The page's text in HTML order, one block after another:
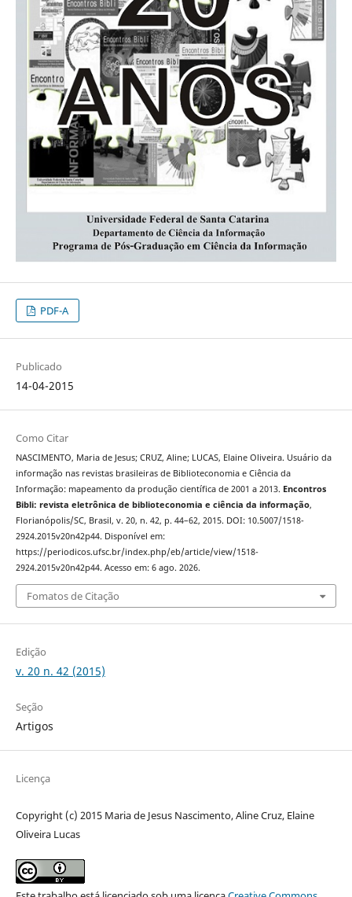
PDF-A
Publicado
14-04-2015
Como Citar
NASCIMENTO, Maria de Jesus; CRUZ, Aline; LUCAS, Elaine Oliveira. Usuário da
informação nas revistas brasileiras de Biblioteconomia e Ciência da
Informação: mapeamento da produção científica de 2001 a 2013. Encontros
Bibli: revista eletrônica de biblioteconomia e ciência da informação,
Florianópolis/SC, Brasil, v. 20, n. 42, p. 44–62, 2015. DOI: 10.5007/1518-
2924.2015v20n42p44. Disponível em:
https://periodicos.ufsc.br/index.php/eb/article/view/1518-
2924.2015v20n42p44. Acesso em: 6 ago. 2026.
Fomatos de Citação
Edição
v. 20 n. 42 (2015)
Seção
Artigos
Licença
Copyright (c) 2015 Maria de Jesus Nascimento, Aline Cruz, Elaine
Oliveira Lucas